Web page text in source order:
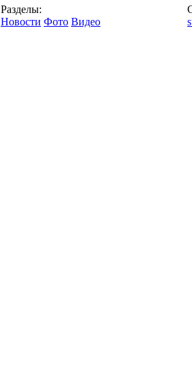
Разделы:
Новости Фото Видео